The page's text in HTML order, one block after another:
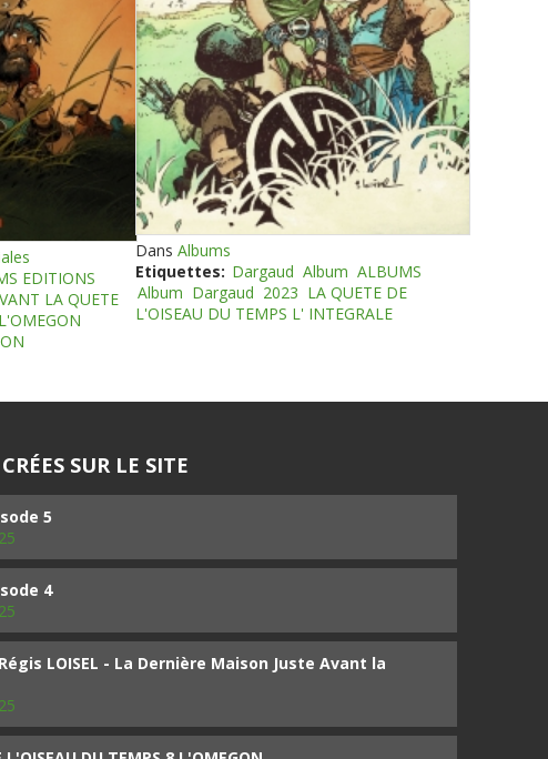
EDITIONS
LA QUETE
Dans Albums
Etiquettes: Dargaud Album ALBUMS
Album Dargaud 2023 LA QUETE DE
L'OISEAU DU TEMPS L' INTEGRALE
SUR LE SITE
5
4
Régis LOISEL - La Dernière Maison Juste Avant la